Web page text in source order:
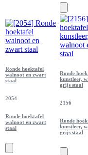
Ronde hoektafel
walnoot en zwart
staal
2054
Ronde hoektafel
walnoot en zwart
staal
Ronde
kunstleer,
grijs staal
2156
Ronde
kunstleer,
grijs staal